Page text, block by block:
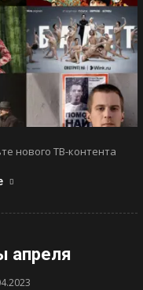
нового ТВ-контента
апреля